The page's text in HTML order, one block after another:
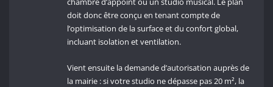
doit donc être conçu en tenant compte de
l’optimisation de la surface et du confort global,
incluant isolation et ventilation.
Vient ensuite la demande d’autorisation auprès de
la mairie : si votre studio ne dépasse pas 20 m², la